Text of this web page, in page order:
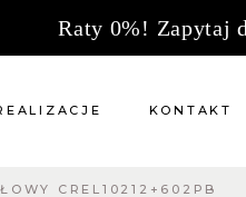
Raty 0%! Zapytaj
KONTAKT
CREL10212+602PB